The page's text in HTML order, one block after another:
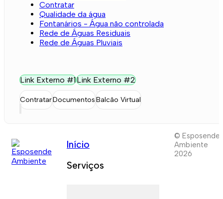
Contratar
Qualidade da água
Fontanários - Água não controlada
Rede de Águas Residuais
Rede de Águas Pluviais
Link Externo #1Link Externo #2
ContratarDocumentosBalcão Virtual
Início
Serviços
© Esposende
Ambiente
2026